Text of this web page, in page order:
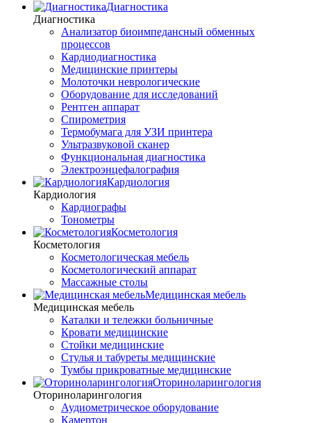
Диагностика
Диагностика
Анализатор биоимпедансный обменных
процессов
Кардиодиагностика
Медицинские принтеры
Молоточки неврологические
Оборудование для исследований
Рентген аппарат
Спирометрия
Термобумага для УЗИ принтера
Ультразвуковой сканер
Функциональная диагностика
Электроэнцефалография
Кардиология
Кардиология
Кардиографы
Тонометры
Косметология
Косметология
Косметологическая мебель
Косметологический аппарат
Массажные столы
Медицинская мебель
Медицинская мебель
Каталки и тележки больничные
Кровати медицинские
Стойки медицинские
Стулья и табуреты медицинские
Тумбы прикроватные медицинские
Оториноларингология
Оториноларингология
Аудиометрическое оборудование
Камертон